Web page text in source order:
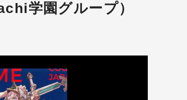
学園グループ）